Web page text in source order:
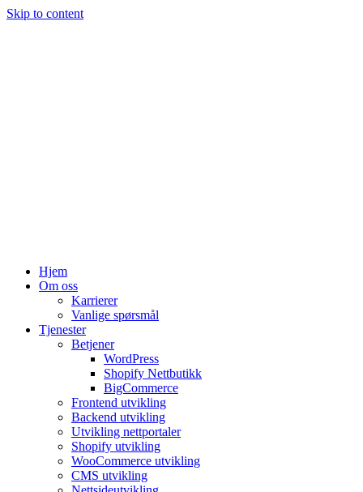
Skip to content
Hjem
Om oss
Karrierer
Vanlige spørsmål
Tjenester
Betjener
WordPress
Shopify Nettbutikk
BigCommerce
Frontend utvikling
Backend utvikling
Utvikling nettportaler
Shopify utvikling
WooCommerce utvikling
CMS utvikling